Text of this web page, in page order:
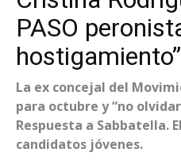
PASO
hostigamiento”
La ex concejal del
para octubre y “no
Respuesta a Sabbatella.
candidatos jóvenes.